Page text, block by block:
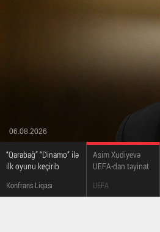
“Qarabağ” “Dinamo” ilə
ilk oyunu keçirib
Konfrans Liqası
Asim Xudiyevə
UEFA-dan təyinat
UEFA
06.08.2026